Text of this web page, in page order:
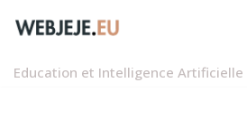
au
Education et Intelligence Artificielle